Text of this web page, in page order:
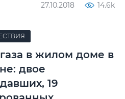
27.10.2018 14.6k
в жилом доме в
двое
19